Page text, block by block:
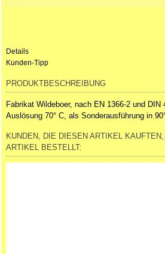
Details
Kunden-Tipp
PRODUKTBESCHREIBUNG
Fabrikat Wildeboer, nach EN 1366-2 und
Auslösung 70° C, als Sonderausführung in
KUNDEN, DIE DIESEN ARTIKEL
ARTIKEL BESTELLT: